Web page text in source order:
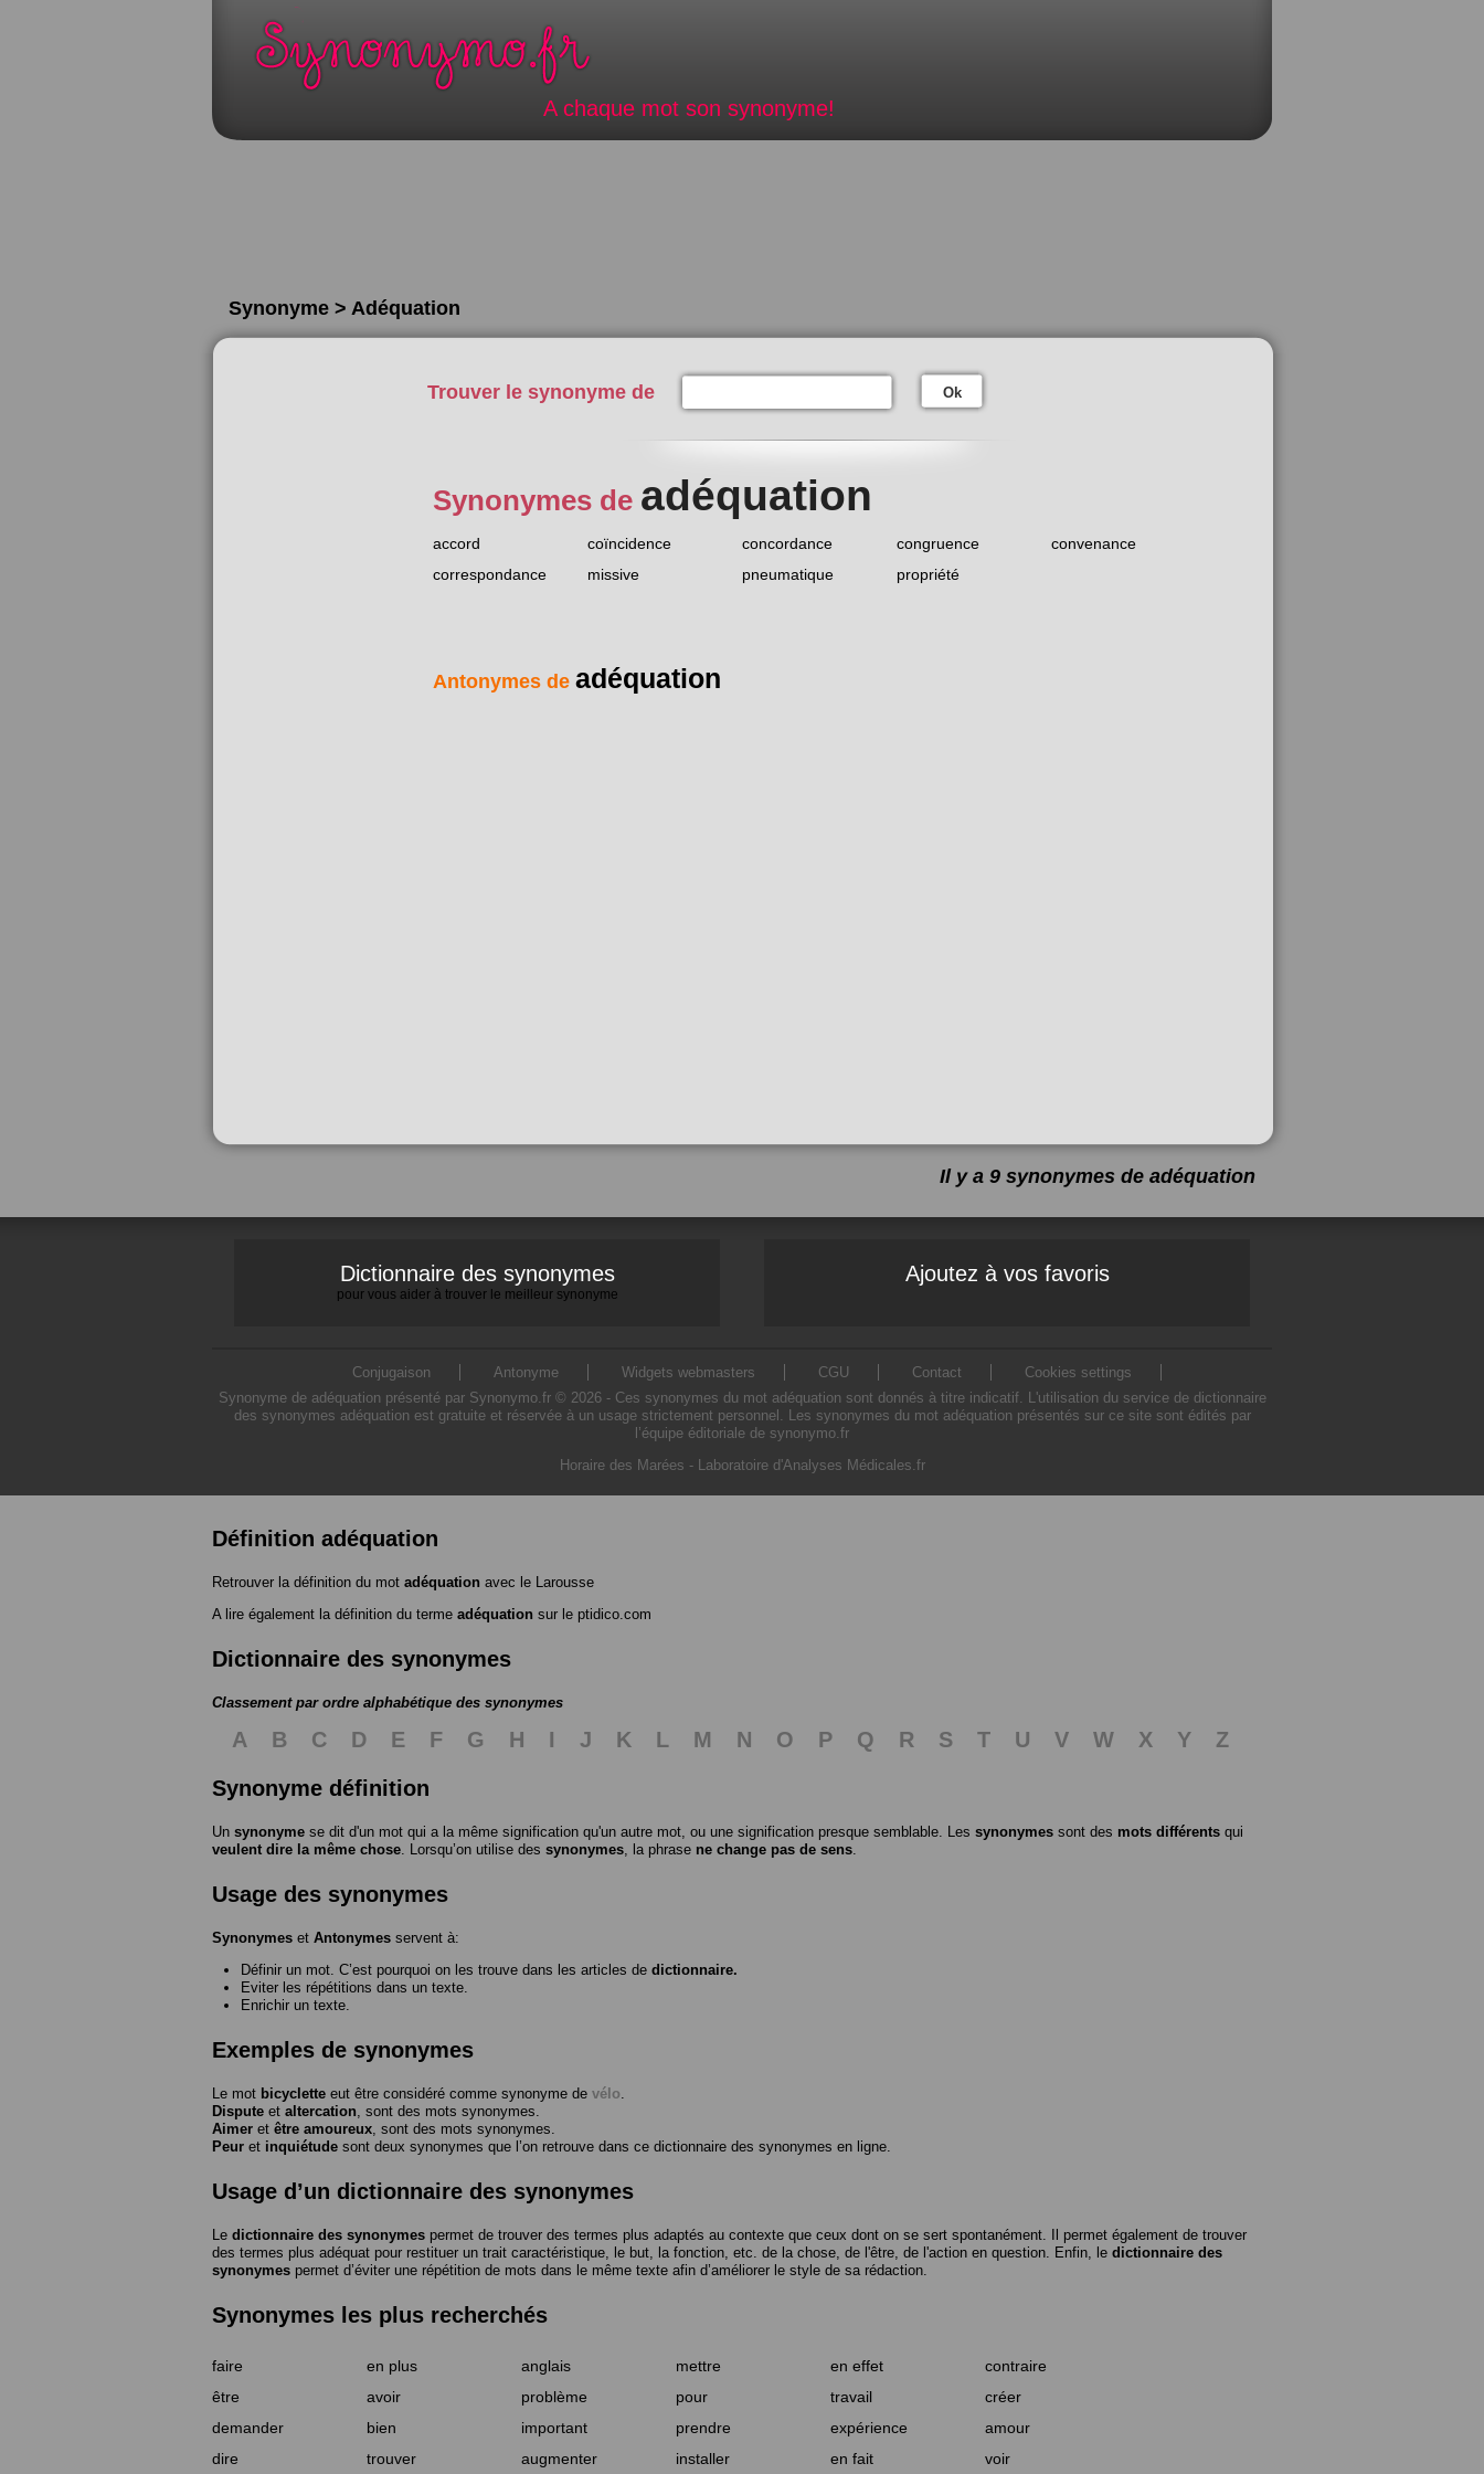
A chaque mot son synonyme!
Synonyme > Adéquation
Trouver le synonyme de Ok
Synonymes de adéquation
accord coïncidence concordance congruence
convenance
correspondance
missive pneumatique propriété
Antonymes de adéquation
Il y a 9 synonymes de adéquation
Dictionnaire des synonymes
pour vous aider à trouver le meilleur synonyme
Ajoutez à vos favoris
Conjugaison Antonyme Widgets webmasters CGU Contact
Cookies settings
Synonyme de adéquation présenté par Synonymo.fr © 2026 - Ces synonymes du mot adéquation sont donnés à titre indicatif. L'utilisation du service de dictionnaire
des synonymes adéquation est gratuite et réservée à un usage strictement personnel. Les synonymes du mot adéquation présentés sur ce site sont édités par
l’équipe éditoriale de synonymo.fr
Horaire des Marées - Laboratoire d'Analyses Médicales.fr
Définition adéquation
Retrouver la définition du mot adéquation avec le Larousse
A lire également la définition du terme adéquation sur le ptidico.com
Dictionnaire des synonymes
Classement par ordre alphabétique des synonymes
A B C D E F G H I J K L M N O P Q R S T U V W X Y
Z
Synonyme définition
Un synonyme se dit d'un mot qui a la même signification qu'un autre mot, ou une signification presque semblable. Les synonymes sont des mots différents qui
veulent dire la même chose . Lorsqu’on utilise des synonymes , la phrase ne change pas de sens
Usage des synonymes
Synonymes et Antonymes servent à:
Définir un mot. C’est pourquoi on les trouve dans les articles de dictionnaire.
Eviter les répétitions dans un texte.
Enrichir un texte.
Exemples de synonymes
Le mot bicyclette eut être considéré comme synonyme de vélo
Dispute et altercation , sont des mots synonymes.
Aimer et être amoureux , sont des mots synonymes.
Peur et inquiétude sont deux synonymes que l’on retrouve dans ce dictionnaire des synonymes en ligne.
Usage d’un dictionnaire des synonymes
Le dictionnaire des synonymes permet de trouver des termes plus adaptés au contexte que ceux dont on se sert spontanément. Il permet également de trouver
des termes plus adéquat pour restituer un trait caractéristique, le but, la fonction, etc. de la chose, de l'être, de l'action en question. Enfin, le dictionnaire des
synonymes permet d’éviter une répétition de mots dans le même texte afin d’améliorer le style de sa rédaction.
Synonymes les plus recherchés
faire en plus anglais mettre en effet
contraire
être
avoir problème pour travail
créer
demander
bien important prendre expérience
amour
dire
trouver augmenter installer en fait voir